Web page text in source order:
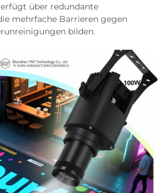
über redundante
mehrfache Barrieren gegen
bilden.